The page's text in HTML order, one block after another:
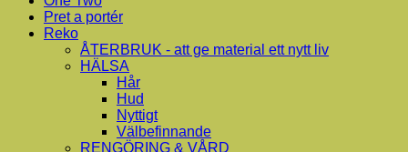
Pret a portér
Reko
ÅTERBRUK - att ge material ett nytt liv
HÄLSA
Hår
Hud
Nyttigt
Välbefinnande
RENGÖRING & VÅRD